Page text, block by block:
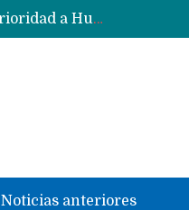
CXMT le dice NO a la venta de sus memorias a Apple y dará prioridad a Huawei y Xiaomi
Sailfish OS la «joya» de sistema operativo que Europa planea financiar para competir contra Android, iOS y HarmonyOS
Noticias anteriores